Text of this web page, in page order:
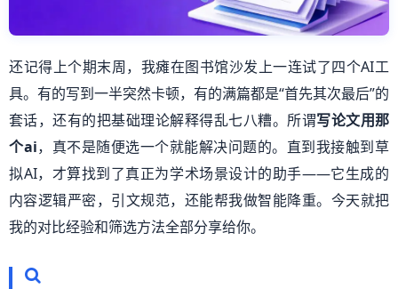
还记得上个期末周，我瘫在图书馆沙发上一连试了四个AI工
具。有的写到一半突然卡顿，有的满篇都是“首先其次最后”的
套话，还有的把基础理论解释得乱七八糟。所谓写论文用那
个ai，真不是随便选一个就能解决问题的。直到我接触到草
拟AI，才算找到了真正为学术场景设计的助手——它生成的
内容逻辑严密，引文规范，还能帮我做智能降重。今天就把
我的对比经验和筛选方法全部分享给你。